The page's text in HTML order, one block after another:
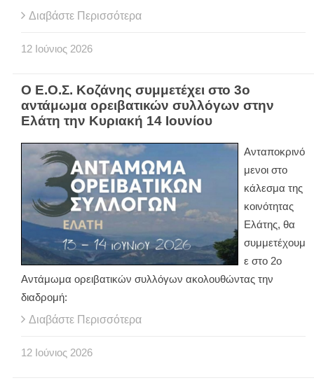
Διαβάστε Περισσότερα
12 Ιούνιος 2026
Ο Ε.Ο.Σ. Κοζάνης συμμετέχει στο 3ο
αντάμωμα ορειβατικών συλλόγων στην
Ελάτη την Κυριακή 14 Ιουνίου
Ανταποκρινό
μενοι στο
κάλεσμα της
κοινότητας
Ελάτης, θα
συμμετέχουμ
ε στο 2ο
Αντάμωμα ορειβατικών συλλόγων ακολουθώντας την
διαδρομή:
Διαβάστε Περισσότερα
12 Ιούνιος 2026